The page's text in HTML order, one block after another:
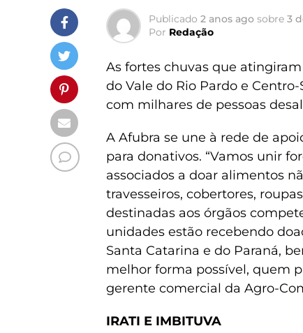
Publicado 2 anos ago sobre 3
Por Redação
As fortes chuvas que
do Vale do Rio Pardo e
com milhares de pessoas
A Afubra se une à rede de
para donativos. “Vamos unir
associados a doar alimentos
travesseiros, cobertores,
destinadas aos órgãos
unidades estão recebendo
Santa Catarina e do Paraná,
melhor forma possível, quem
gerente comercial da Agro-
IRATI E IMBITUVA